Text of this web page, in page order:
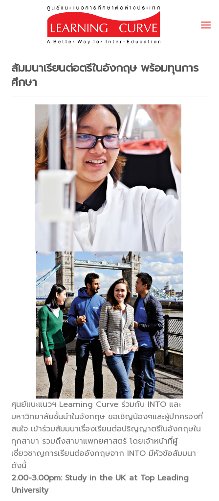
สัมมนาเรียนต่อตรีในอังกฤษ พร้อมทุนการ
ศึกษา
ศุนย์แนะแนวฯ Learning Curve ร่วมกับ INTO และ
มหาวิทยาลัยชั้นนำในอังกฤษ ขอเชิญน้องๆและผู้ปกครองที่
สนใจ เข้าร่วมสัมมนาเรื่องเรียนต่อปริญญาตรีในอังกฤษใน
ทุกสาขา รวมถึงสาขาแพทยศาสตร์ โดยเจ้าหน้าที่ผู้
เชี่ยวชาญการเรียนต่ออังกฤษจาก INTO มีหัวข้อสัมมนา
ดังนี้
2.00-3.00pm: Study in the UK at Top Leading
University